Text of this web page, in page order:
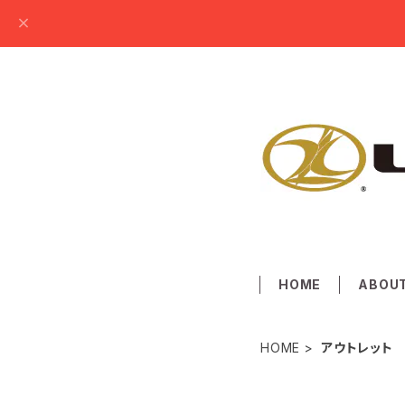
HOME
HOME アウトレット